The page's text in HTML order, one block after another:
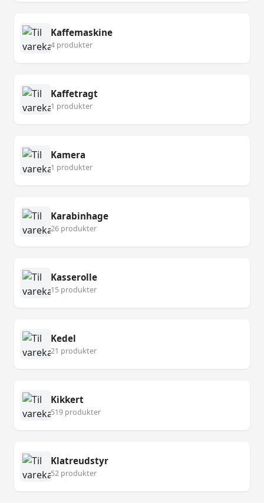
Kaffemaskine
4 produkter
Kaffetragt
1 produkter
Kamera
1 produkter
Karabinhage
26 produkter
Kasserolle
15 produkter
Kedel
21 produkter
Kikkert
519 produkter
Klatreudstyr
52 produkter